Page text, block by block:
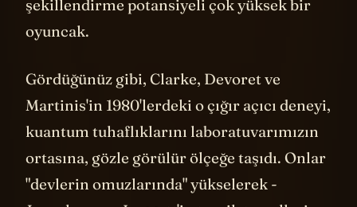
şekillendirme potansiyeli çok yüksek bir
oyuncak.
Gördüğünüz gibi, Clarke, Devoret ve
Martinis'in 1980'lerdeki o çığır açıcı deneyi,
kuantum tuhaflıklarını laboratuvarımızın
ortasına, gözle görülür ölçeğe taşıdı. Onlar
"devlerin omuzlarında" yükselerek -